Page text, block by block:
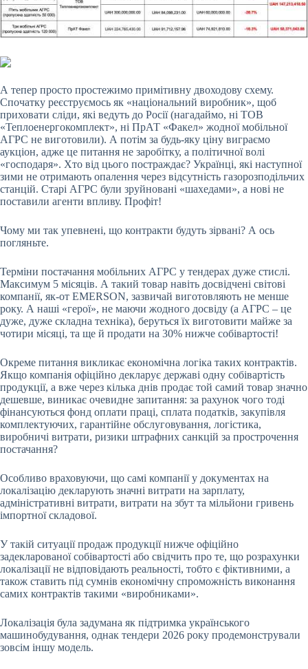
А тепер просто простежимо примітивну двоходову схему.
Спочатку реєструємось як «національний виробник», щоб
приховати сліди, які ведуть до Росії (нагадаймо, ні ТОВ
«Теплоенергокомплект», ні ПрАТ «Факел» жодної мобільної
АГРС не виготовили). А потім за будь-яку ціну виграємо
аукціон, адже це питання не заробітку, а політичної волі
«господаря». Хто від цього постраждає? Українці, які наступної
зими не отримають опалення через відсутність газорозподільчих
станцій. Старі АГРС були зруйновані «шахедами», а нові не
поставили агенти впливу. Профіт!
Чому ми так упевнені, що контракти будуть зірвані? А ось
погляньте.
Терміни постачання мобільних АГРС у тендерах дуже стислі.
Максимум 5 місяців. А такий товар навіть досвідчені світові
компанії, як-от EMERSON, зазвичай виготовляють не менше
року. А наші «герої», не маючи жодного досвіду (а АГРС – це
дуже, дуже складна техніка), беруться їх виготовити майже за
чотири місяці, та ще й продати на 30% нижче собівартості!
Окреме питання викликає економічна логіка таких контрактів.
Якщо компанія офіційно декларує державі одну собівартість
продукції, а вже через кілька днів продає той самий товар значно
дешевше, виникає очевидне запитання: за рахунок чого тоді
фінансуються фонд оплати праці, сплата податків, закупівля
комплектуючих, гарантійне обслуговування, логістика,
виробничі витрати, ризики штрафних санкцій за прострочення
постачання?
Особливо враховуючи, що самі компанії у документах на
локалізацію декларують значні витрати на зарплату,
адміністративні витрати, витрати на збут та мільйони гривень
імпортної складової.
У такій ситуації продаж продукції нижче офіційно
задекларованої собівартості або свідчить про те, що розрахунки
локалізації не відповідають реальності, тобто є фіктивними, а
також ставить під сумнів економічну спроможність виконання
самих контрактів такими «виробниками».
Локалізація була задумана як підтримка українського
машинобудування, однак тендери 2026 року продемонстрували
зовсім іншу модель.